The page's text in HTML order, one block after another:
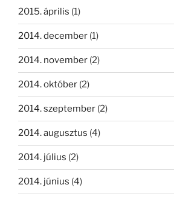
2015. április (1)
2014. december (1)
2014. november (2)
2014. október (2)
2014. szeptember (2)
2014. augusztus (4)
2014. július (2)
2014. június (4)